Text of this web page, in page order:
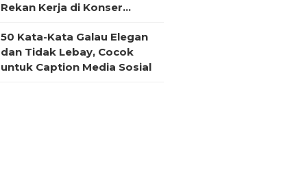
Rekan Kerja di Konser
50 Kata-Kata Galau Elegan
dan Tidak Lebay, Cocok
untuk Caption Media Sosial